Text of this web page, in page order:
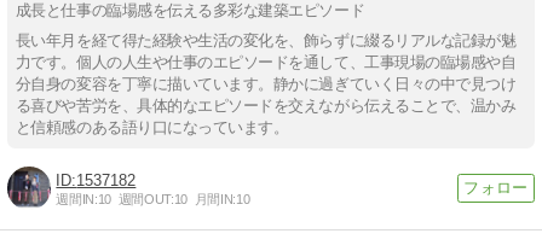
成長と仕事の臨場感を伝える多彩な建築エピソード
長い年月を経て得た経験や生活の変化を、飾らずに綴るリアルな記録が魅
力です。個人の人生や仕事のエピソードを通して、工事現場の臨場感や自
分自身の変容を丁寧に描いています。静かに過ぎていく日々の中で見つけ
る喜びや苦労を、具体的なエピソードを交えながら伝えることで、温かみ
と信頼感のある語り口になっています。
1537182
週間IN:10 週間OUT:10 月間IN:10